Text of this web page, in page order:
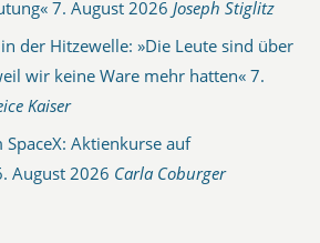
7. August 2026 Joseph Stiglitz
der Hitzewelle: »Die Leute sind über
wir keine Ware mehr hatten« 7.
Kaiser
Aktienkurse auf
August 2026 Carla Coburger